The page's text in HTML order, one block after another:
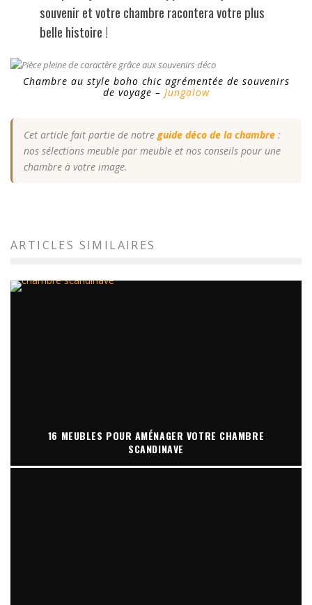
souvenir et votre chambre racontera votre plus
belle histoire !
Chambre au style boho chic agrémentée de souvenirs
de voyage – Jungalow
Cet article fait partie de notreguide déco de la chambre :
nos sélections meuble par meuble et nos conseils pour une
chambre à votre image.
ARTICLES SIMILAIRES
16 MEUBLES POUR AMÉNAGER VOTRE CHAMBRE
SCANDINAVE